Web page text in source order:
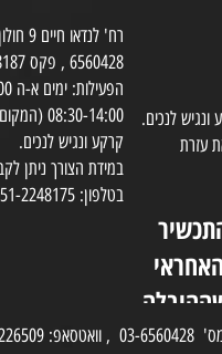
לנכים.
עזרת
08:30-
קרקע ונגיש לנכים.
במידת הצורך ניתן
בטלפון: 051-2248175 )